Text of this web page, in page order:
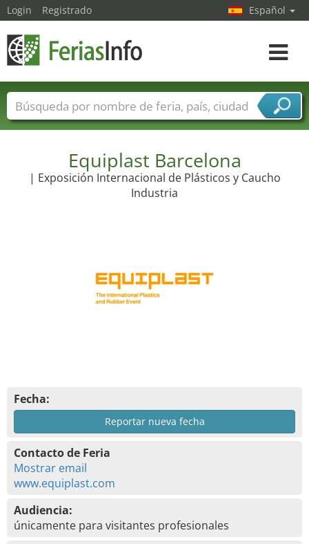
Equiplast Barcelona
| Exposición Internacional de Plásticos y Caucho
Industria
Fecha:
Reportar nueva fecha
Contacto de Feria
Mostrar email
www.equiplast.com
Audiencia:
únicamente para visitantes profesionales
Login Registrado Español
toggle
Nombres de ferias Países
Ciudades
Sectores de proveedor de servicios